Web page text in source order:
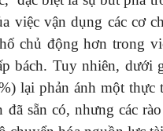
việc vận dụng các cơ
chủ động hơn trong
bách. Tuy nhiên, dưới
lại phản ánh một thực
đã sẵn có, nhưng các